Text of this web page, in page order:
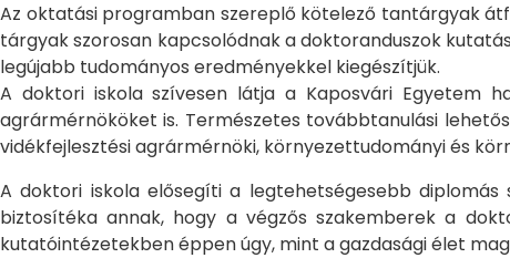
Az oktatási programban szereplő kötelező tantárgyak
tárgyak szorosan kapcsolódnak a doktoranduszok
legújabb tudományos eredményekkel kiegészítjük.
A doktori iskola szívesen látja a Kaposvári Egyetem
agrármérnököket is. Természetes továbbtanulási
vidékfejlesztési agrármérnöki, környezettudományi és
A doktori iskola elősegíti a legtehetségesebb
biztosítéka annak, hogy a végzős szakemberek a
kutatóintézetekben éppen úgy, mint a gazdasági élet